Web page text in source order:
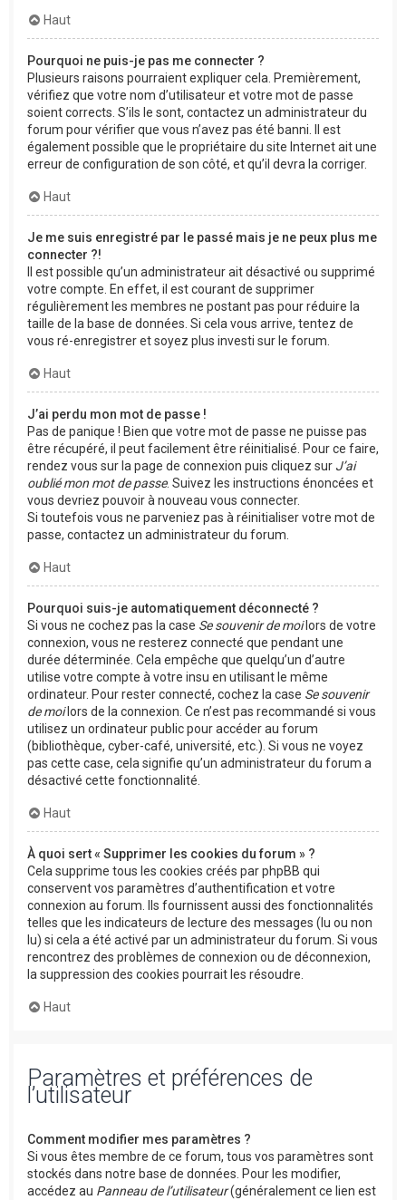
Haut
Pourquoi ne puis-je pas me connecter ?
Plusieurs raisons pourraient expliquer cela. Premièrement,
vérifiez que votre nom d’utilisateur et votre mot de passe
soient corrects. S’ils le sont, contactez un administrateur du
forum pour vérifier que vous n’avez pas été banni. Il est
également possible que le propriétaire du site Internet ait une
erreur de configuration de son côté, et qu’il devra la corriger.
Haut
Je me suis enregistré par le passé mais je ne peux plus me
connecter ?!
Il est possible qu’un administrateur ait désactivé ou supprimé
votre compte. En effet, il est courant de supprimer
régulièrement les membres ne postant pas pour réduire la
taille de la base de données. Si cela vous arrive, tentez de
vous ré-enregistrer et soyez plus investi sur le forum.
Haut
J’ai perdu mon mot de passe !
Pas de panique ! Bien que votre mot de passe ne puisse pas
être récupéré, il peut facilement être réinitialisé. Pour ce faire,
rendez vous sur la page de connexion puis cliquez sur J’ai
oublié mon mot de passe. Suivez les instructions énoncées et
vous devriez pouvoir à nouveau vous connecter.
Si toutefois vous ne parveniez pas à réinitialiser votre mot de
passe, contactez un administrateur du forum.
Haut
Pourquoi suis-je automatiquement déconnecté ?
Si vous ne cochez pas la case Se souvenir de moilors de votre
connexion, vous ne resterez connecté que pendant une
durée déterminée. Cela empêche que quelqu’un d’autre
utilise votre compte à votre insu en utilisant le même
ordinateur. Pour rester connecté, cochez la case Se souvenir
de moilors de la connexion. Ce n’est pas recommandé si vous
utilisez un ordinateur public pour accéder au forum
(bibliothèque, cyber-café, université, etc.). Si vous ne voyez
pas cette case, cela signifie qu’un administrateur du forum a
désactivé cette fonctionnalité.
Haut
À quoi sert « Supprimer les cookies du forum » ?
Cela supprime tous les cookies créés par phpBB qui
conservent vos paramètres d’authentification et votre
connexion au forum. Ils fournissent aussi des fonctionnalités
telles que les indicateurs de lecture des messages (lu ou non
lu) si cela a été activé par un administrateur du forum. Si vous
rencontrez des problèmes de connexion ou de déconnexion,
la suppression des cookies pourrait les résoudre.
Haut
Paramètres et préférences de
l’utilisateur
Comment modifier mes paramètres ?
Si vous êtes membre de ce forum, tous vos paramètres sont
stockés dans notre base de données. Pour les modifier,
accédez au Panneau de l’utilisateur(généralement ce lien est